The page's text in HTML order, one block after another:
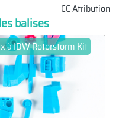
CC Atribution
balises
à IDW Rotorstorm Kit